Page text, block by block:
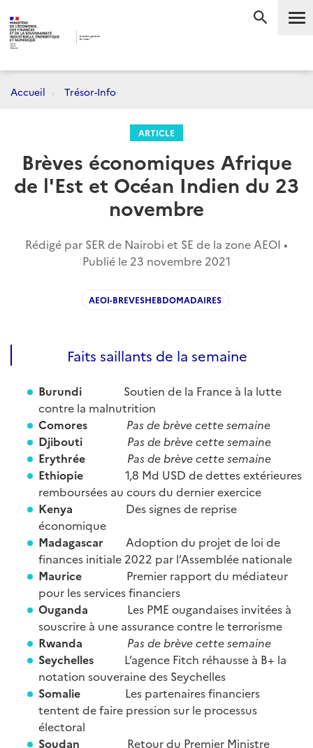
Accueil Trésor-Info
ARTICLE
Brèves économiques Afrique
de l'Est et Océan Indien du 23
novembre
Rédigé par SER de Nairobi et SE de la zone AEOI •
Publié le 23 novembre 2021
AEOI-BREVESHEBDOMADAIRES
Faits saillants de la semaine
Burundi
Soutien de la France à la lutte
contre la malnutrition
Comores
Pas de brève cette semaine
Djibouti
Pas de brève cette semaine
Erythrée
Pas de brève cette semaine
Ethiopie
1,8 Md USD de dettes extérieures
remboursées au cours du dernier exercice
Kenya Des signes de reprise
économique
Madagascar
Adoption du projet de loi de
finances initiale 2022 par l’Assemblée nationale
Maurice
Premier rapport du médiateur
pour les services financiers
Ouganda
Les PME ougandaises invitées à
souscrire à une assurance contre le terrorisme
Rwanda
Pas de brève cette semaine
Seychelles L’agence Fitch réhausse à B+ la
notation souveraine des Seychelles
Somalie Les partenaires financiers
tentent de faire pression sur le processus
électoral
Soudan
Retour du Premier Ministre